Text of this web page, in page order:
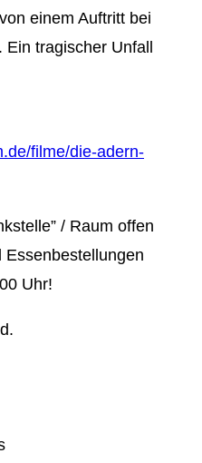
einem Auftritt bei
Ein tragischer Unfall
filme/die-adern-
/ Raum offen
Uhr!